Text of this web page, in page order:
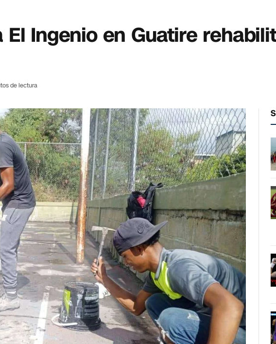
Ingenio en Guatire
de lectura